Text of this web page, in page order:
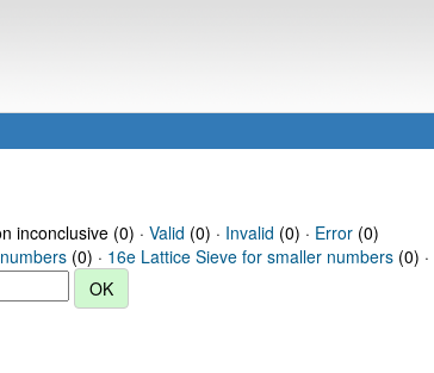
inconclusive (0) · Valid (0) · Invalid (0) · Error(0)
(0) · 16e Lattice Sieve for smaller numbers (0) ·